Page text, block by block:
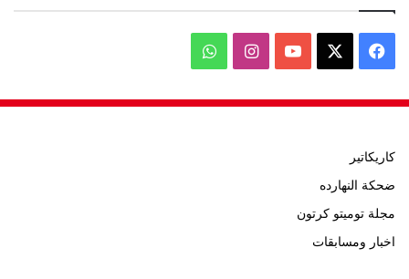
فيسبوك ‫YouTubeانستقرامواتساب
كاريكاتير
ضحكة النهارده
مجلة توميتو كرتون
اخبار ومسابقات